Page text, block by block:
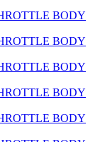
BODY
BODY
BODY
BODY
BODY